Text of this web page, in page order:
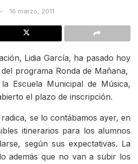
16 marzo, 2011
Lidia García, ha pasado hoy
programa Ronda de Mañana,
Escuela Municipal de Música,
el plazo de inscripción.
se lo contábamos ayer, en
itinerarios para los alumnos
según sus expectativas. La
además que no van a subir los